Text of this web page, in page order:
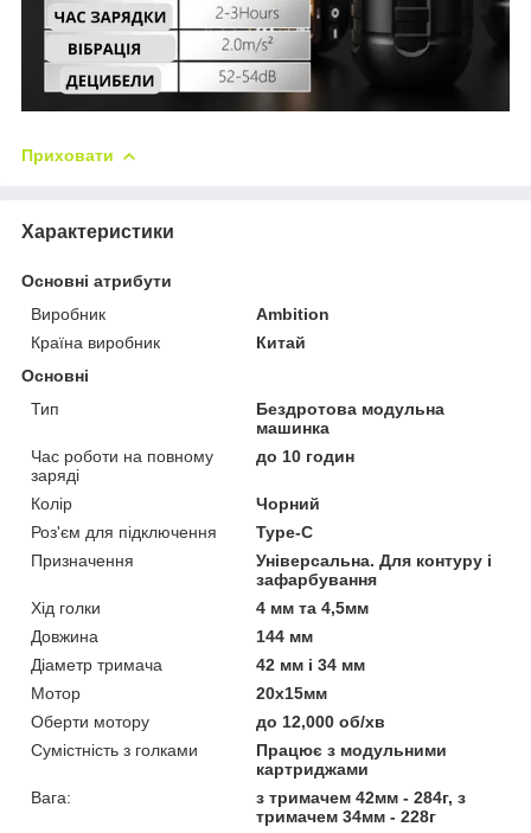
Приховати
Характеристики
Основні атрибути
Виробник
Ambition
Країна виробник
Китай
Основні
Тип
Бездротова модульна
машинка
Час роботи на повному
заряді
до 10 годин
Колір
Чорний
Роз'єм для підключення
Type-C
Призначення
Універсальна. Для контуру і
зафарбування
Хід голки
4 мм та 4,5мм
Довжина
144 мм
Діаметр тримача
42 мм і 34 мм
Мотор
20х15мм
Оберти мотору
до 12,000 об/хв
Сумістність з голками
Працює з модульними
картриджами
Вага:
з тримачем 42мм - 284г, з
тримачем 34мм - 228г